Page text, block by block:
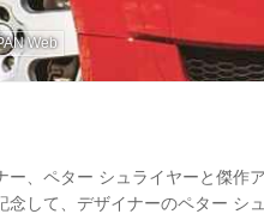
Web
、ペター シュライヤーと傑作
して、デザイナーのペター シ